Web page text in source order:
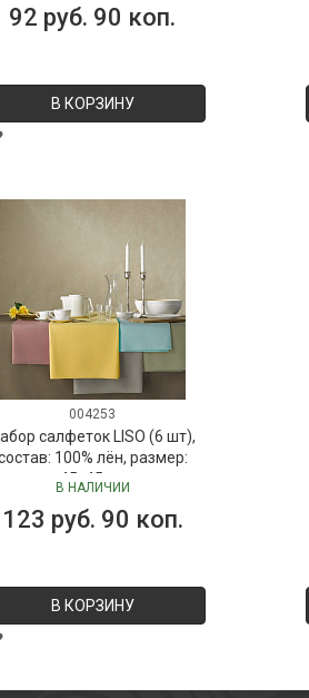
92 руб. 90 коп.
В КОРЗИНУ
004253
салфеток LISO (6 шт),
100% лён, размер:
45х45 см
В НАЛИЧИИ
123 руб. 90 коп.
В КОРЗИНУ